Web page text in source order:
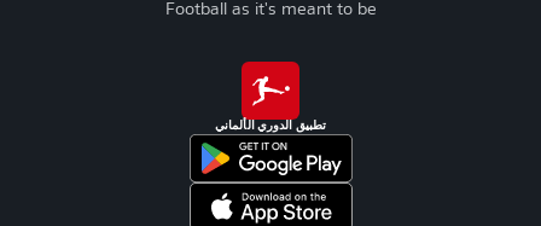
Football as it's meant to be
تطبيق الدوري الألماني